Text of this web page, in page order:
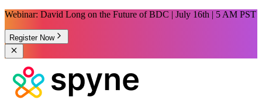
Webinar: David Long on the Future of BDC | July 16th | 5 AM PST
Register Now